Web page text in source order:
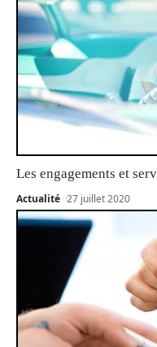
Les engagements et
Actualité 27 juillet 2020